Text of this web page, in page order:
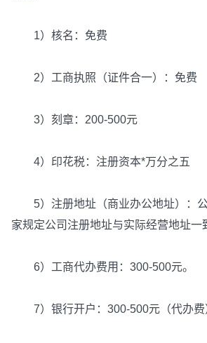
1）核名：免费
2）工商执照（证件合一）：免费
3）刻章：200-500元
4）印花税：注册资本*万分之五
5）注册地址（商业办公地址）：公
家规定公司注册地址与实际经营地址一
6）工商代办费用：300-500元。
7）银行开户：300-500元（代办费